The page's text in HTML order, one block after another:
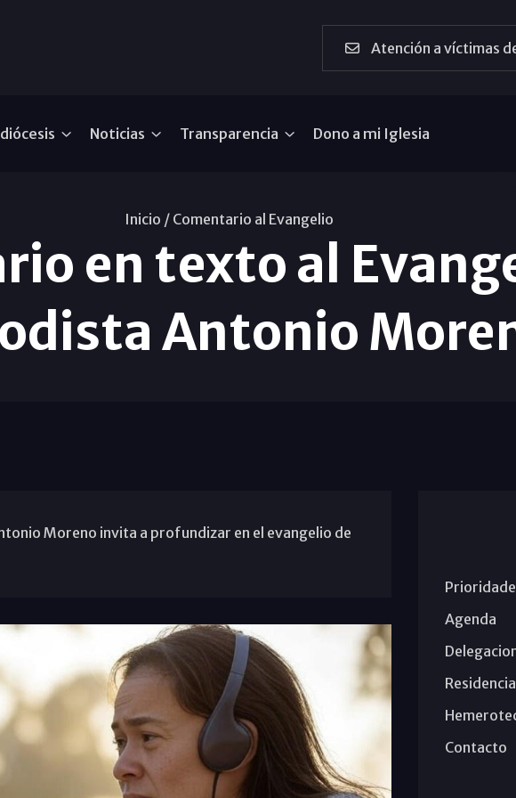
Atención a víctimas
Noticias Transparencia Dono a mi Iglesia
Inicio / Comentario al Evangelio
en texto al
Antonio
Moreno invita a profundizar en el evangelio de
Agenda
Contacto